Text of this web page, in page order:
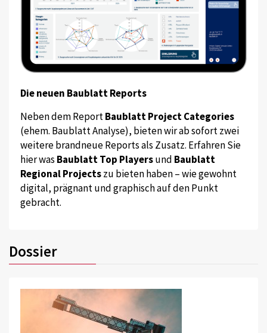
Die neuen Baublatt Reports
Neben dem ReportBaublatt Project Categories
(ehem. Baublatt Analyse), bieten wir ab sofort zwei
weitere brandneue Reports als Zusatz. Erfahren Sie
hier was Baublatt Top Playersund Baublatt
Regional Projectszu bieten haben – wie gewohnt
digital, prägnant und graphisch auf den Punkt
gebracht.
Dossier